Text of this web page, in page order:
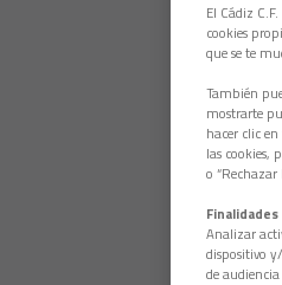
El Cádiz
cookies
que se te
También
mostrarte
hacer clic
las cookies,
o “Rechazar
Finalidades
Analizar
dispositivo
de audiencia